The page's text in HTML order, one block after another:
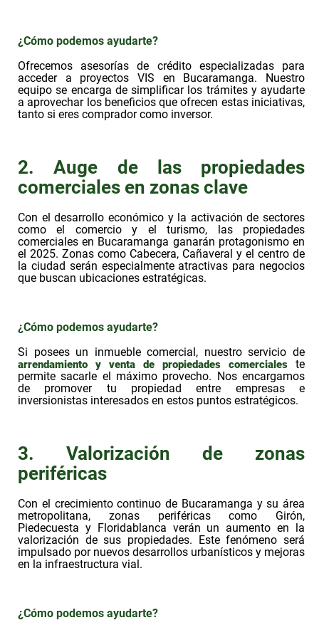
¿Cómo podemos ayudarte?
Ofrecemos asesorías de crédito especializadas para
acceder a proyectos VIS en Bucaramanga. Nuestro
equipo se encarga de simplificar los trámites y ayudarte
a aprovechar los beneficios que ofrecen estas iniciativas,
tanto si eres comprador como inversor.
2. Auge de las propiedades
comerciales en zonas clave
Con el desarrollo económico y la activación de sectores
como el comercio y el turismo, las propiedades
comerciales en Bucaramanga ganarán protagonismo en
el 2025. Zonas como Cabecera, Cañaveral y el centro de
la ciudad serán especialmente atractivas para negocios
que buscan ubicaciones estratégicas.
¿Cómo podemos ayudarte?
Si posees un inmueble comercial, nuestro servicio de
arrendamiento y venta de propiedades comerciales te
permite sacarle el máximo provecho. Nos encargamos
de promover tu propiedad entre empresas e
inversionistas interesados en estos puntos estratégicos.
3. Valorización de zonas
periféricas
Con el crecimiento continuo de Bucaramanga y su área
metropolitana, zonas periféricas como Girón,
Piedecuesta y Floridablanca verán un aumento en la
valorización de sus propiedades. Este fenómeno será
impulsado por nuevos desarrollos urbanísticos y mejoras
en la infraestructura vial.
¿Cómo podemos ayudarte?